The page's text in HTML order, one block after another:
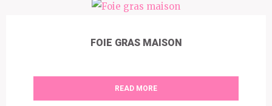
FOIE GRAS MAISON
READ MORE